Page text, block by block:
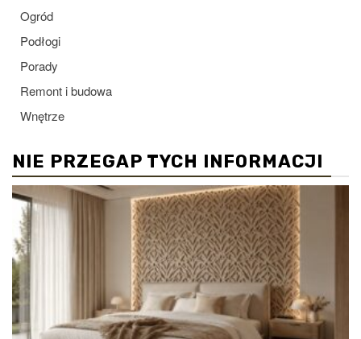
Ogród
Podłogi
Porady
Remont i budowa
Wnętrze
NIE PRZEGAP TYCH INFORMACJI